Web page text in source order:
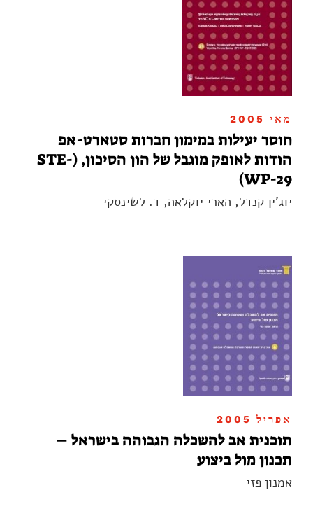
מאי 2005
חוסר יעילות במימון חברות סטארט-אפ
הודות לאופק מוגבל של הון הסיכון, (STE-
WP-29)
יוג'ין קנדל, הארי יוקלאה, ד. לשינסקי
אפריל 2005
תוכנית אב להשכלה הגבוהה בישראל –
תכנון מול ביצוע
אמנון פזי